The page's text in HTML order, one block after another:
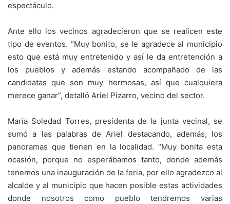
espectáculo.
Ante ello los vecinos agradecieron que se realicen este
tipo de eventos. “Muy bonito, se le agradece al municipio
esto que está muy entretenido y así le da entretención a
los pueblos y además estando acompañado de las
candidatas que son muy hermosas, así que cualquiera
merece ganar”, detalló Ariel Pizarro, vecino del sector.
María Soledad Torres, presidenta de la junta vecinal, se
sumó a las palabras de Ariel destacando, además, los
panoramas que tienen en la localidad. “Muy bonita esta
ocasión, porque no esperábamos tanto, donde además
tenemos una inauguración de la feria, por ello agradezco al
alcalde y al municipio que hacen posible estas actividades
donde nosotros como pueblo tendremos varias